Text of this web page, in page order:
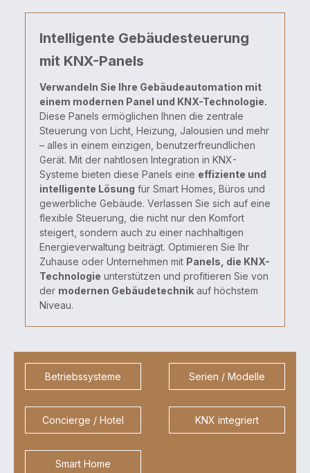
Intelligente Gebäudesteuerung
mit KNX-Panels
Verwandeln Sie Ihre Gebäudeautomation mit
einem modernen Panel und KNX-Technologie.
Diese Panels ermöglichen Ihnen die zentrale
Steuerung von Licht, Heizung, Jalousien und mehr
– alles in einem einzigen, benutzerfreundlichen
Gerät. Mit der nahtlosen Integration in KNX-
Systeme bieten diese Panels eine effiziente und
intelligente Lösung für Smart Homes, Büros und
gewerbliche Gebäude. Verlassen Sie sich auf eine
flexible Steuerung, die nicht nur den Komfort
steigert, sondern auch zu einer nachhaltigen
Energieverwaltung beiträgt. Optimieren Sie Ihr
Zuhause oder Unternehmen mit Panels, die KNX-
Technologie unterstützen und profitieren Sie von
der modernen Gebäudetechnik auf höchstem
Niveau.
Betriebssysteme Serien / Modelle
Concierge / Hotel KNX integriert
Smart Home